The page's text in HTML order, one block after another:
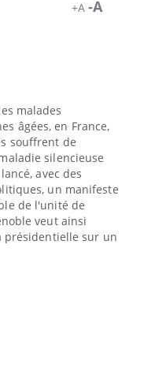
+A -A
malades
âgées, en France,
souffrent de
silencieuse
avec des
un manifeste
de l'unité de
veut ainsi
présidentielle sur un